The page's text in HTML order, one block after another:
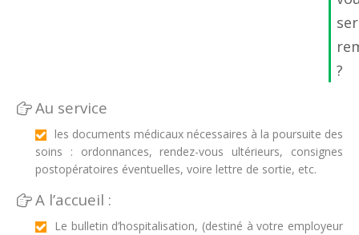
?
Au service
les documents médicaux nécessaires à la poursuite des
soins : ordonnances, rendez-vous ultérieurs, consignes
postopératoires éventuelles, voire lettre de sortie, etc.
A l’accueil :
Le bulletin d’hospitalisation, (destiné à votre employeur